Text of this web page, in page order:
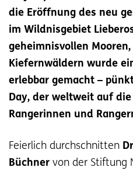
die Eröffnung des neu
im Wildnisgebiet
geheimnisvollen
Kiefernwäldern wurde
erlebbar gemacht –
Day, der weltweit auf
Rangerinnen und
Feierlich durchschnitten
Büchner von der Stiftung